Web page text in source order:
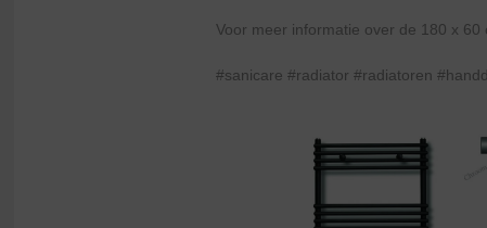
Voor meer informatie over de 180 x 60
#sanicare #radiator #radiatoren